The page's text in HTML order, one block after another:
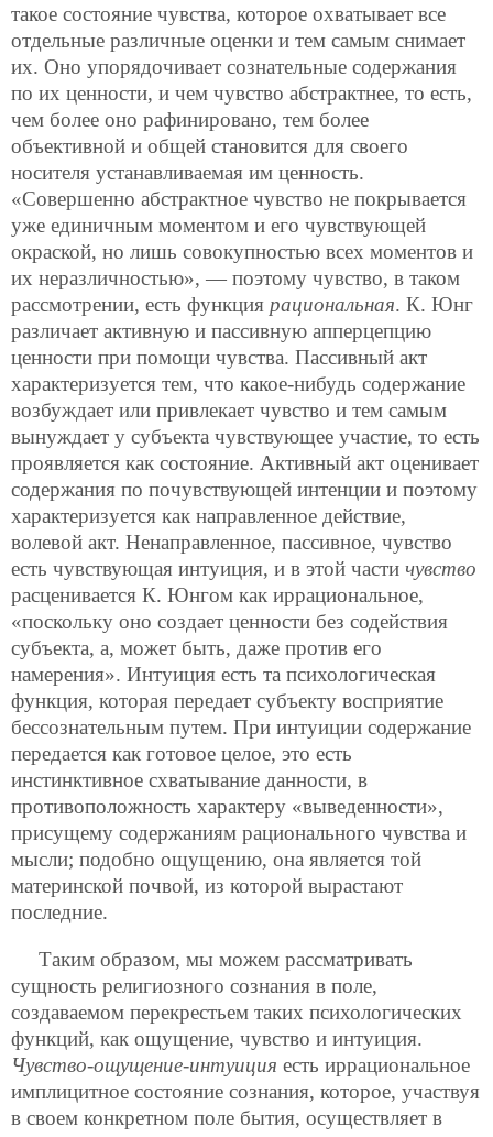
такое состояние чувства, которое охватывает все
отдельные различные оценки и тем самым снимает
их. Оно упорядочивает сознательные содержания
по их ценности, и чем чувство абстрактнее, то есть,
чем более оно рафинировано, тем более
объективной и общей становится для своего
носителя устанавливаемая им ценность.
«Совершенно абстрактное чувство не покрывается
уже единичным моментом и его чувствующей
окраской, но лишь совокупностью всех моментов и
их неразличностью», — поэтому чувство, в таком
рассмотрении, есть функция рациональная. К. Юнг
различает активную и пассивную апперцепцию
ценности при помощи чувства. Пассивный акт
характеризуется тем, что какое-нибудь содержание
возбуждает или привлекает чувство и тем самым
вынуждает у субъекта чувствующее участие, то есть
проявляется как состояние. Активный акт оценивает
содержания по почувствующей интенции и поэтому
характеризуется как направленное действие,
волевой акт. Ненаправленное, пассивное, чувство
есть чувствующая интуиция, и в этой части чувство
расценивается К. Юнгом как иррациональное,
«поскольку оно создает ценности без содействия
субъекта, а, может быть, даже против его
намерения». Интуиция есть та психологическая
функция, которая передает субъекту восприятие
бессознательным путем. При интуиции содержание
передается как готовое целое, это есть
инстинктивное схватывание данности, в
противоположность характеру «выведенности»,
присущему содержаниям рационального чувства и
мысли; подобно ощущению, она является той
материнской почвой, из которой вырастают
последние.
Таким образом, мы можем рассматривать
сущность религиозного сознания в поле,
создаваемом перекрестьем таких психологических
функций, как ощущение, чувство и интуиция.
Чувство-ощущение-интуиция есть иррациональное
имплицитное состояние сознания, которое, участвуя
в своем конкретном поле бытия, осуществляет в